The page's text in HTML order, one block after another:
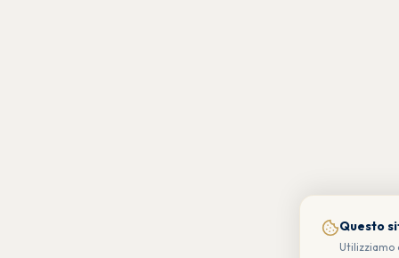
Questo
Utilizziamo